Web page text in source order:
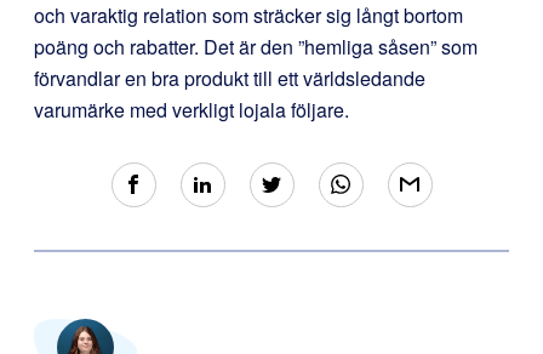
och varaktig relation som sträcker sig långt bortom
poäng och rabatter. Det är den ”hemliga såsen” som
förvandlar en bra produkt till ett världsledande
varumärke med verkligt lojala följare.